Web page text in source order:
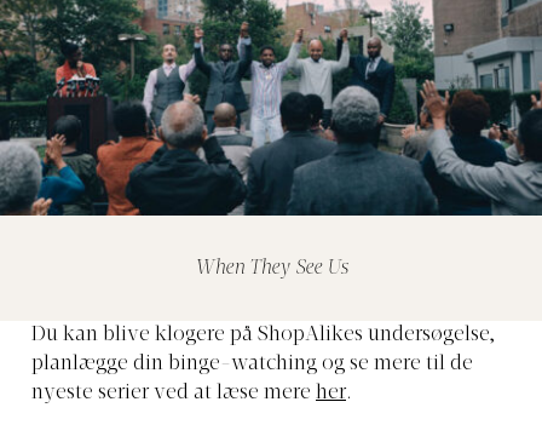
When They See Us
Du kan blive klogere på ShopAlikes undersøgelse,
planlægge din binge-watching og se mere til de
nyeste serier ved at læse mere her.